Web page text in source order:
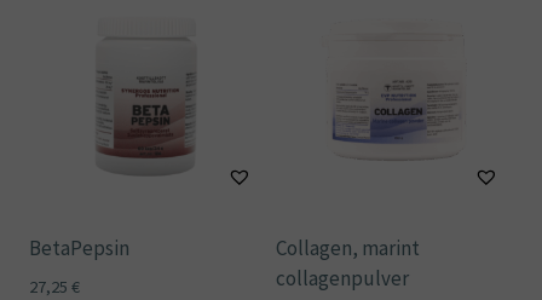
BetaPepsin
27,25 €
Collagen, marint
collagenpulver